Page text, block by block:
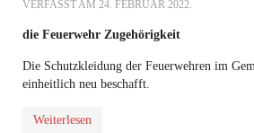
VERFASST AM 24. FEBRUAR 2022.
die Feuerwehr Zugehörigkeit
Die Schutzkleidung der Feuerwehren im
einheitlich neu beschafft.
Weiterlesen